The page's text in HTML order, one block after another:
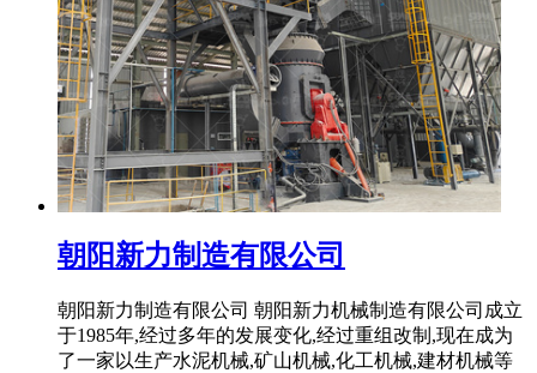
朝阳新力制造有限公司
朝阳新力制造有限公司 朝阳新力机械制造有限公司成立
于1985年,经过多年的发展变化,经过重组改制,现在成为
了一家以生产水泥机械,矿山机械,化工机械,建材机械等